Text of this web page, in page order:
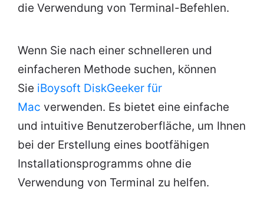
die Verwendung von Terminal-Befehlen.
Wenn Sie nach einer schnelleren und
einfacheren Methode suchen, können
Sie iBoysoft DiskGeeker für
Mac verwenden. Es bietet eine einfache
und intuitive Benutzeroberfläche, um Ihnen
bei der Erstellung eines bootfähigen
Installationsprogramms ohne die
Verwendung von Terminal zu helfen.